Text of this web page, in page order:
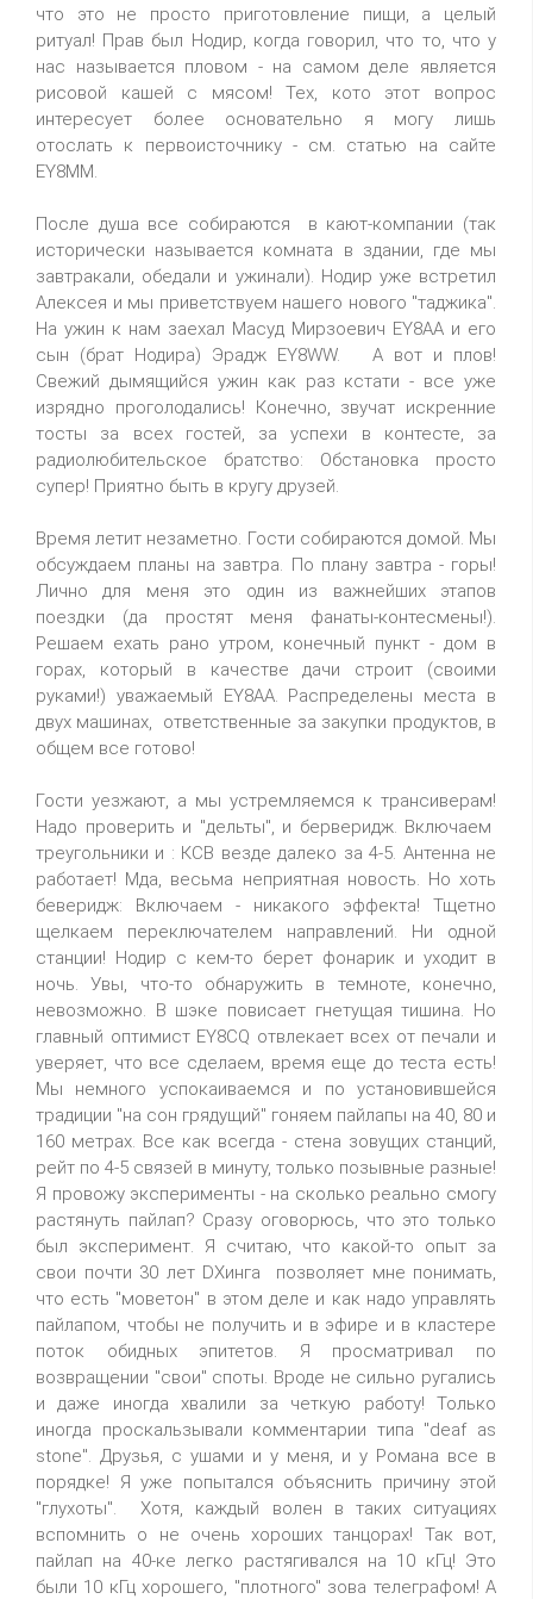
что это не просто приготовление пищи, а целый
ритуал! Прав был Нодир, когда говорил, что то, что у
нас называется пловом - на самом деле является
рисовой кашей с мясом! Тех, кото этот вопрос
интересует более основательно я могу лишь
отослать к первоисточнику - см. статью на сайте
EY8MM.
После душа все собираются в кают-компании (так
исторически называется комната в здании, где мы
завтракали, обедали и ужинали). Нодир уже встретил
Алексея и мы приветствуем нашего нового "таджика".
На ужин к нам заехал Масуд Мирзоевич EY8AA и его
сын (брат Нодира) Эрадж EY8WW. А вот и плов!
Свежий дымящийся ужин как раз кстати - все уже
изрядно проголодались! Конечно, звучат искренние
тосты за всех гостей, за успехи в контесте, за
радиолюбительское братство: Обстановка просто
супер! Приятно быть в кругу друзей.
Время летит незаметно. Гости собираются домой. Мы
обсуждаем планы на завтра. По плану завтра - горы!
Лично для меня это один из важнейших этапов
поездки (да простят меня фанаты-контесмены!).
Решаем ехать рано утром, конечный пункт - дом в
горах, который в качестве дачи строит (своими
руками!) уважаемый EY8AA. Распределены места в
двух машинах, ответственные за закупки продуктов, в
общем все готово!
Гости уезжают, а мы устремляемся к трансиверам!
Надо проверить и "дельты", и берверидж. Включаем
треугольники и : КСВ везде далеко за 4-5. Антенна не
работает! Мда, весьма неприятная новость. Но хоть
беверидж: Включаем - никакого эффекта! Тщетно
щелкаем переключателем направлений. Ни одной
станции! Нодир с кем-то берет фонарик и уходит в
ночь. Увы, что-то обнаружить в темноте, конечно,
невозможно. В шэке повисает гнетущая тишина. Но
главный оптимист EY8CQ отвлекает всех от печали и
уверяет, что все сделаем, время еще до теста есть!
Мы немного успокаиваемся и по установившейся
традиции "на сон грядущий" гоняем пайлапы на 40, 80 и
160 метрах. Все как всегда - стена зовущих станций,
рейт по 4-5 связей в минуту, только позывные разные!
Я провожу эксперименты - на сколько реально смогу
растянуть пайлап? Сразу оговорюсь, что это только
был эксперимент. Я считаю, что какой-то опыт за
свои почти 30 лет DXинга позволяет мне понимать,
что есть "моветон" в этом деле и как надо управлять
пайлапом, чтобы не получить и в эфире и в кластере
поток обидных эпитетов. Я просматривал по
возвращении "свои" споты. Вроде не сильно ругались
и даже иногда хвалили за четкую работу! Только
иногда проскальзывали комментарии типа "deaf as
stone". Друзья, с ушами и у меня, и у Романа все в
порядке! Я уже попытался объяснить причину этой
"глухоты". Хотя, каждый волен в таких ситуациях
вспомнить о не очень хороших танцорах! Так вот,
пайлап на 40-ке легко растягивался на 10 кГц! Это
были 10 кГц хорошего, "плотного" зова телеграфом! А